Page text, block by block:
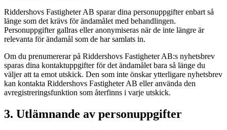
Riddershovs Fastigheter AB sparar dina personuppgifter enbart så
länge som det krävs för ändamålet med behandlingen.
Personuppgifter gallras eller anonymiseras när de inte längre är
relevanta för ändamål som de har samlats in.
Om du prenumererar på Riddershovs Fastigheter AB:s nyhetsbrev
sparas dina kontaktuppgifter för det ändamålet bara så länge du
väljer att ta emot utskick. Den som inte önskar ytterligare nyhetsbrev
kan kontakta Riddershovs Fastigheter AB eller använda den
avregistreringsfunktion som återfinns i varje utskick.
3. Utlämnande av personuppgifter